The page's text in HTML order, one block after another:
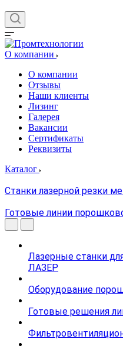
О компании
О компании
Отзывы
Наши клиенты
Лизинг
Галерея
Вакансии
Сертификаты
Реквизиты
Каталог
Станки лазерной резки
Готовые линии
Лазерные станки
ЛАЗЕР
Оборудование
Готовые решения